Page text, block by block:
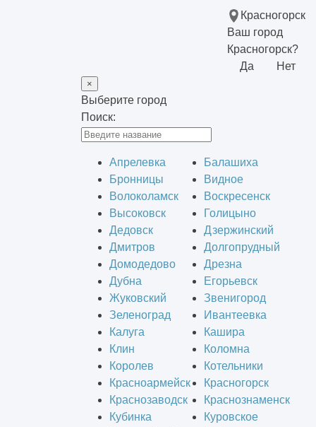
Красногорск
Ваш город
Красногорск?
Да
Нет
×
Выберите город
Поиск:
Апрелевка
Балашиха
Бронницы
Видное
Волоколамск
Воскресенск
Высоковск
Голицыно
Дедовск
Дзержинский
Дмитров
Долгопрудный
Домодедово
Дрезна
Дубна
Егорьевск
Жуковский
Звенигород
Зеленоград
Ивантеевка
Калуга
Кашира
Клин
Коломна
Королев
Котельники
Красноармейск
Красногорск
Краснозаводск
Краснознаменск
Кубинка
Куровское